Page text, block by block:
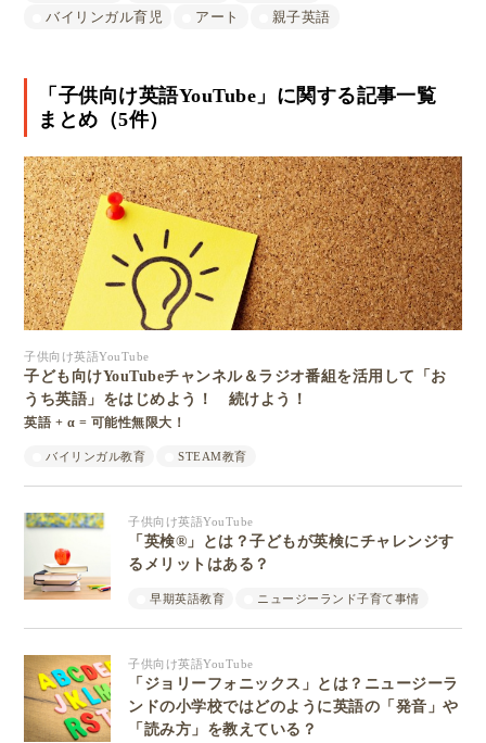
バイリンガル育児
アート 親子英語
「子供向け英語YouTube」に関する記事一覧
まとめ（5件）
子供向け英語YouTube
子ども向けYouTubeチャンネル＆ラジオ番組を活用して「お
うち英語」をはじめよう！ 続けよう！
英語 + α = 可能性無限大！
バイリンガル教育 STEAM教育
子供向け英語YouTube
「英検®」とは？子どもが英検にチャレンジす
るメリットはある？
早期英語教育 ニュージーランド子育て事情
子供向け英語YouTube
「ジョリーフォニックス」とは？ニュージーラ
ンドの小学校ではどのように英語の「発音」や
「読み方」を教えている？